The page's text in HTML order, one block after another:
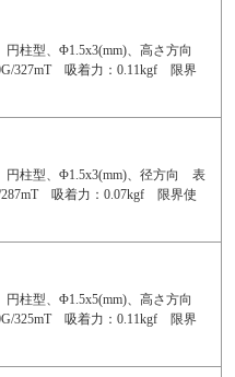
円柱型、Φ1.5x3(mm)、高さ方向
327mT 吸着力：0.11kgf 限界
円柱型、Φ1.5x3(mm)、径方向 表
287mT 吸着力：0.07kgf 限界使
円柱型、Φ1.5x5(mm)、高さ方向
325mT 吸着力：0.11kgf 限界